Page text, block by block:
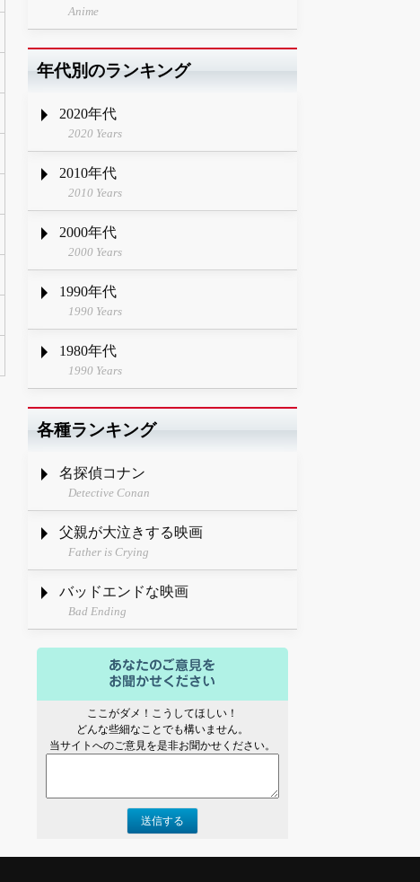
Anime
年代別のランキング
2020年代
2020 Years
2010年代
2010 Years
2000年代
2000 Years
1990年代
1990 Years
1980年代
1990 Years
各種ランキング
名探偵コナン
Detective Conan
父親が大泣きする映画
Father is Crying
バッドエンドな映画
Bad Ending
ここがダメ！こうしてほしい！
どんな些細なことでも構いません。
当サイトへのご意見を是非お聞かせください。
送信する